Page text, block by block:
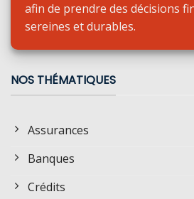
afin de prendre des décisions
sereines et durables.
NOS THÉMATIQUES
Assurances
Banques
Crédits